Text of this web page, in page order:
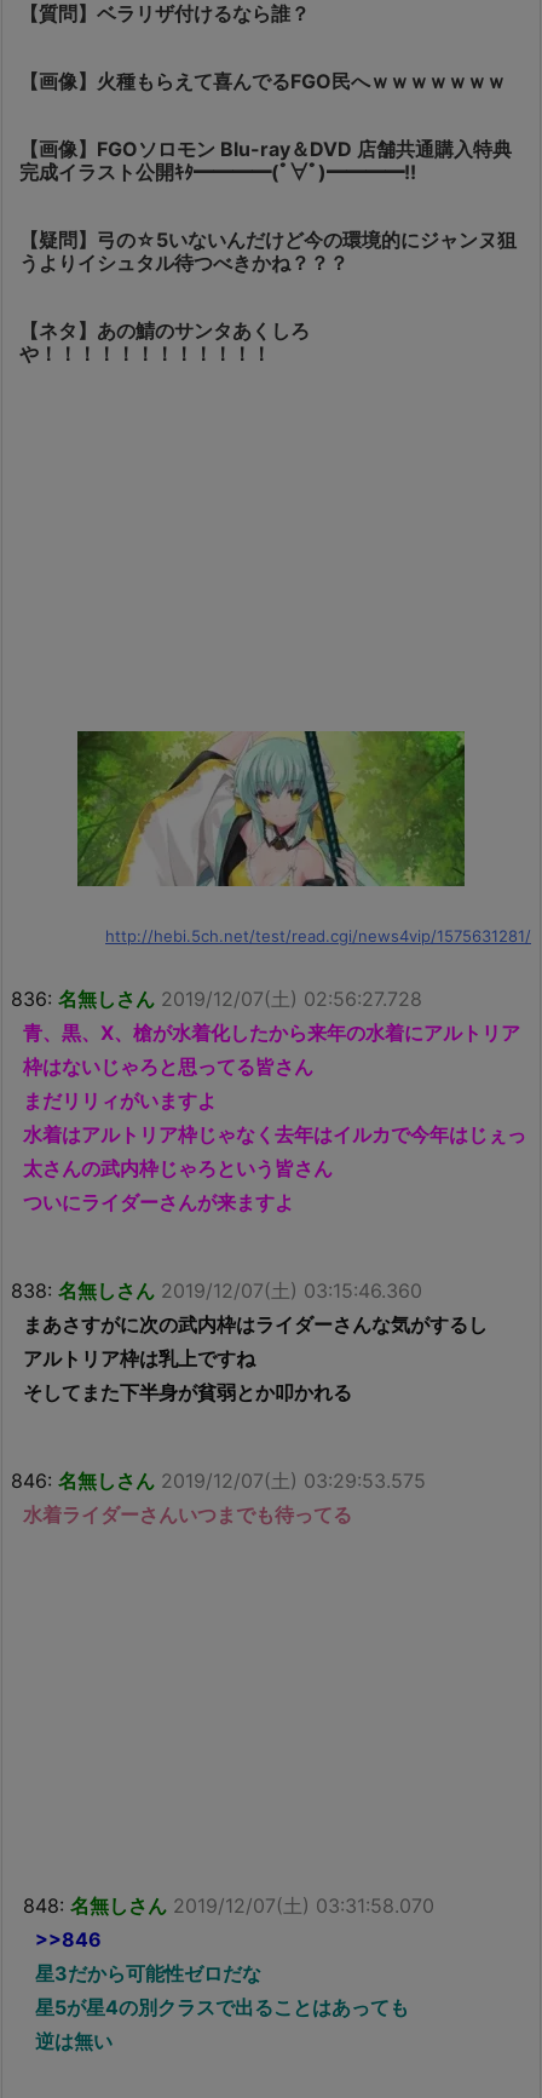
【質問】ベラリザ付けるなら誰？
【画像】火種もらえて喜んでるFGO民へｗｗｗｗｗｗｗ
【画像】FGOソロモン Blu-ray＆DVD 店舗共通購入特典
完成イラスト公開ｷﾀ━━━━(ﾟ∀ﾟ)━━━━!!
【疑問】弓の☆5いないんだけど今の環境的にジャンヌ狙
うよりイシュタル待つべきかね？？？
【ネタ】あの鯖のサンタあくしろ
や！！！！！！！！！！！！
http://hebi.5ch.net/test/read.cgi/news4vip/1575631281/
836: 名無しさん 2019/12/07(土) 02:56:27.728
青、黒、X、槍が水着化したから来年の水着にアルトリア
枠はないじゃろと思ってる皆さん
まだリリィがいますよ
水着はアルトリア枠じゃなく去年はイルカで今年はじぇっ
太さんの武内枠じゃろという皆さん
ついにライダーさんが来ますよ
838: 名無しさん 2019/12/07(土) 03:15:46.360
まあさすがに次の武内枠はライダーさんな気がするし
アルトリア枠は乳上ですね
そしてまた下半身が貧弱とか叩かれる
846: 名無しさん 2019/12/07(土) 03:29:53.575
水着ライダーさんいつまでも待ってる
848: 名無しさん 2019/12/07(土) 03:31:58.070
>>846
星3だから可能性ゼロだな
星5が星4の別クラスで出ることはあっても
逆は無い